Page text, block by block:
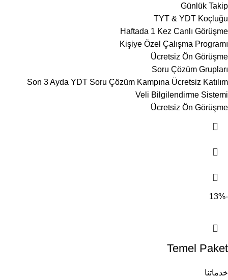
Günlük Takip
TYT & YDT Koçluğu
Haftada 1 Kez Canlı Görüşme
Kişiye Özel Çalışma Programı
Ücretsiz Ön Görüşme
Soru Çözüm Grupları
Son 3 Ayda YDT Soru Çözüm Kampına Ücretsiz Katılım
Veli Bilgilendirme Sistemi
Ücretsiz Ön Görüşme
-13%
Temel Paket
خدماتنا